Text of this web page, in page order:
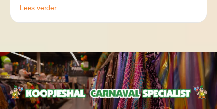
Lees verder...